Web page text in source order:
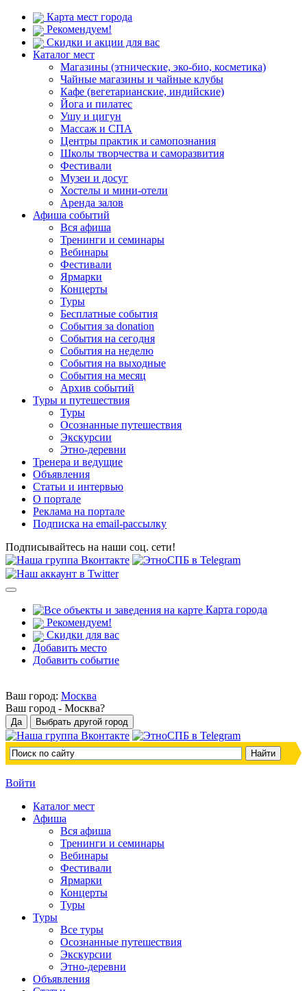
Карта мест города
Рекомендуем!
Скидки и акции для вас
Каталог мест
Магазины (этнические, эко-био, косметика)
Чайные магазины и чайные клубы
Кафе (вегетарианские, индийские)
Йога и пилатес
Ушу и цигун
Массаж и СПА
Центры практик и самопознания
Школы творчества и саморазвития
Фестивали
Музеи и досуг
Хостелы и мини-отели
Аренда залов
Афиша событий
Вся афиша
Тренинги и семинары
Вебинары
Фестивали
Ярмарки
Концерты
Туры
Бесплатные события
События за donation
События на сегодня
События на неделю
События на выходные
События на месяц
Архив событий
Туры и путешествия
Туры
Осознанные путешествия
Экскурсии
Этно-деревни
Тренера и ведущие
Объявления
Статьи и интервью
О портале
Реклама на портале
Подписка на email-рассылку
Подписывайтесь на наши соц. сети!
Карта города
Рекомендуем!
Скидки для вас
Добавить место
Добавить событие
Ваш город: Москва
Ваш город - Москва?
Войти
Каталог мест
Афиша
Вся афиша
Тренинги и семинары
Вебинары
Фестивали
Ярмарки
Концерты
Туры
Туры
Все туры
Осознанные путешествия
Экскурсии
Этно-деревни
Объявления